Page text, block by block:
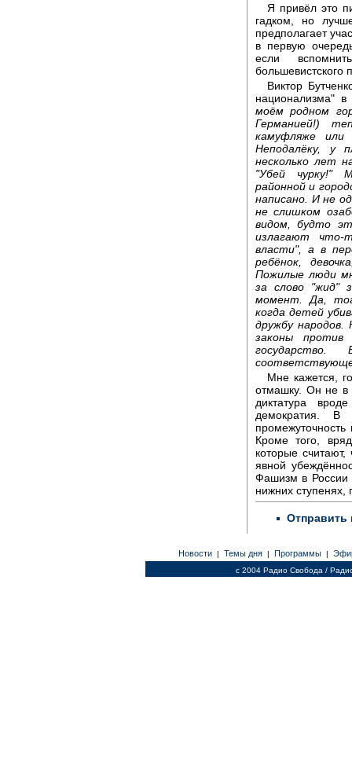
Я привёл это
гадком, но
предполагает
в первую
если
большевистского
Виктор
национализма"
моём родном
Германией!)
камуфляже или
Неподалёку, у
несколько лет
"Убей чурку!"
районной и
написано. И не
не слишком
видом, будто
излагают что-
власти", а в
ребёнок,
Пожилые люди
за слово "жид"
момент. Да,
когда детей
дружбу
законы
Мне кажется,
отмашку. Он не в
диктатура
демократия. В
Кроме того,
которые
явной
Фашизм в России
нижних ступенях,
Отправить
Новости | Темы дня | Программы |
c 2004 Радио Свобода /